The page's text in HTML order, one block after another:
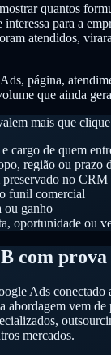
quantos
para a
atendidos,
página,
que ainda
mais que clique
e cargo de quem
região ou prazo
preservado no CRM
funil comercial
ou ganho
oportunidade ou
com prova
Ads conectado
abordagem vem de
mercados.